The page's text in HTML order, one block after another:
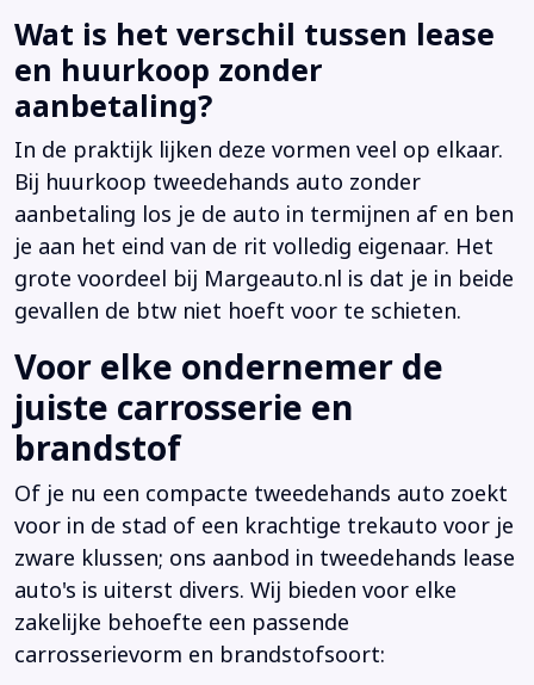
Wat is het verschil tussen lease
en huurkoop zonder
aanbetaling?
In de praktijk lijken deze vormen veel op elkaar.
Bij huurkoop tweedehands auto zonder
aanbetaling los je de auto in termijnen af en ben
je aan het eind van de rit volledig eigenaar. Het
grote voordeel bij Margeauto.nl is dat je in beide
gevallen de btw niet hoeft voor te schieten.
Voor elke ondernemer de
juiste carrosserie en
brandstof
Of je nu een compacte tweedehands auto zoekt
voor in de stad of een krachtige trekauto voor je
zware klussen; ons aanbod in tweedehands lease
auto's is uiterst divers. Wij bieden voor elke
zakelijke behoefte een passende
carrosserievorm en brandstofsoort: